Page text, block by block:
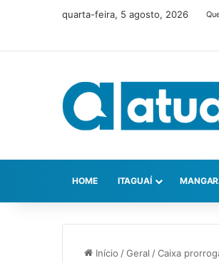
quarta-feira, 5 agosto, 2026
HOME ITAGUAÍ
Início /Geral /Caixa